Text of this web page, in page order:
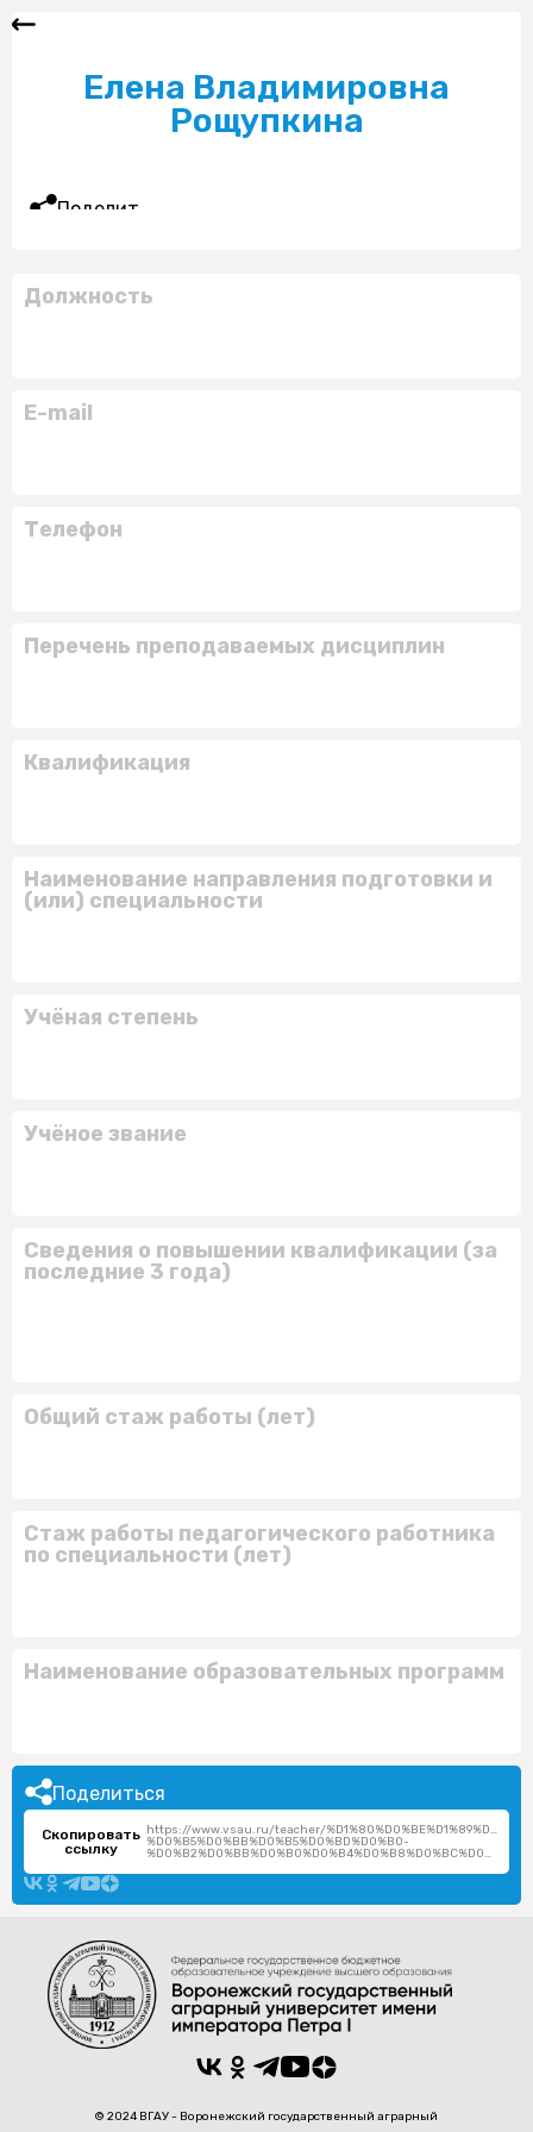
Елена Владимировна
Рощупкина
Поделиться
Должность
E-mail
Телефон
Перечень преподаваемых дисциплин
Квалификация
Наименование направления подготовки и
(или) специальности
Учёная степень
Учёное звание
Сведения о повышении квалификации (за
последние 3 года)
Общий стаж работы (лет)
Стаж работы педагогического работника
по специальности (лет)
Наименование образовательных программ
Поделиться
Скопировать
ссылку
https://www.vsau.ru/teacher/
%D0%B5%D0%BB%D0%B5%D0%BD%D0%B0-
%D0%B2%D0%BB%D0%B0%D0%B4%D0%B8%D0%BC%D0%B8%D1%80%D0%BE%D0%B2%D0%BD%D0%B0/
© 2024 ВГАУ - Воронежский государственный аграрный